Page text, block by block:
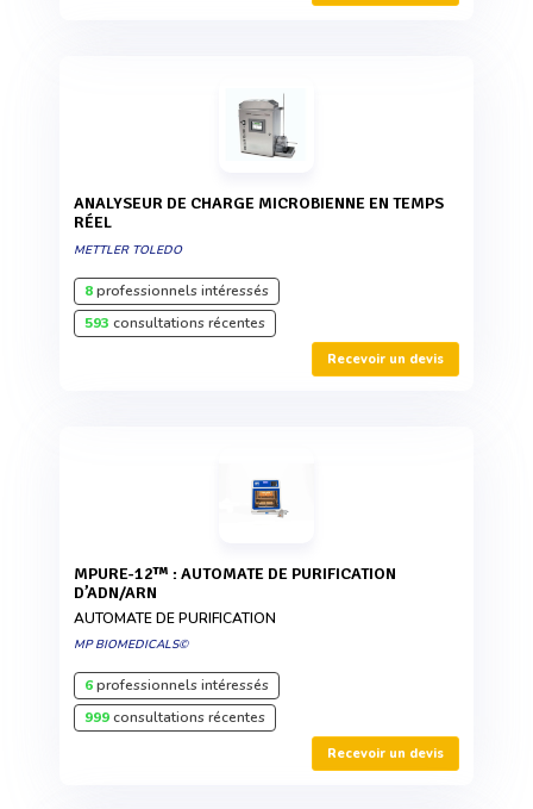
ANALYSEUR DE CHARGE MICROBIENNE EN TEMPS
RÉEL
METTLER TOLEDO
8professionnels intéressés
593 consultations récentes
Recevoir un devis
MPURE-12™ : AUTOMATE DE PURIFICATION
D’ADN/ARN
AUTOMATE DE PURIFICATION
MP BIOMEDICALS©
6professionnels intéressés
999consultations récentes
Recevoir un devis